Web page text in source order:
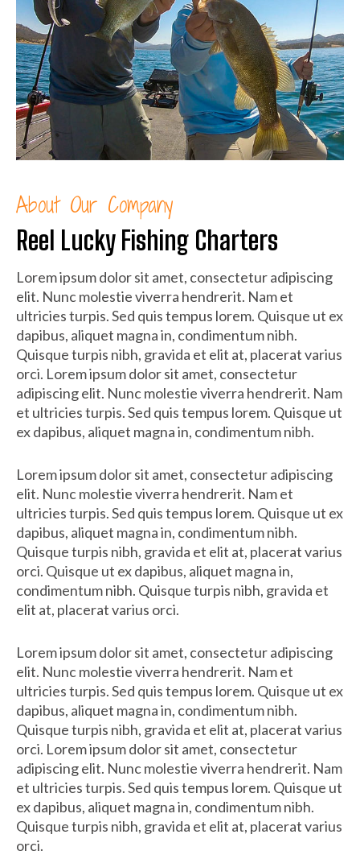
About Our Company
Reel Lucky Fishing Charters
Lorem ipsum dolor sit amet, consectetur adipiscing
elit. Nunc molestie viverra hendrerit. Nam et
ultricies turpis. Sed quis tempus lorem. Quisque ut ex
dapibus, aliquet magna in, condimentum nibh.
Quisque turpis nibh, gravida et elit at, placerat varius
orci. Lorem ipsum dolor sit amet, consectetur
adipiscing elit. Nunc molestie viverra hendrerit. Nam
et ultricies turpis. Sed quis tempus lorem. Quisque ut
ex dapibus, aliquet magna in, condimentum nibh.
Lorem ipsum dolor sit amet, consectetur adipiscing
elit. Nunc molestie viverra hendrerit. Nam et
ultricies turpis. Sed quis tempus lorem. Quisque ut ex
dapibus, aliquet magna in, condimentum nibh.
Quisque turpis nibh, gravida et elit at, placerat varius
orci. Quisque ut ex dapibus, aliquet magna in,
condimentum nibh. Quisque turpis nibh, gravida et
elit at, placerat varius orci.
Lorem ipsum dolor sit amet, consectetur adipiscing
elit. Nunc molestie viverra hendrerit. Nam et
ultricies turpis. Sed quis tempus lorem. Quisque ut ex
dapibus, aliquet magna in, condimentum nibh.
Quisque turpis nibh, gravida et elit at, placerat varius
orci. Lorem ipsum dolor sit amet, consectetur
adipiscing elit. Nunc molestie viverra hendrerit. Nam
et ultricies turpis. Sed quis tempus lorem. Quisque ut
ex dapibus, aliquet magna in, condimentum nibh.
Quisque turpis nibh, gravida et elit at, placerat varius
orci.